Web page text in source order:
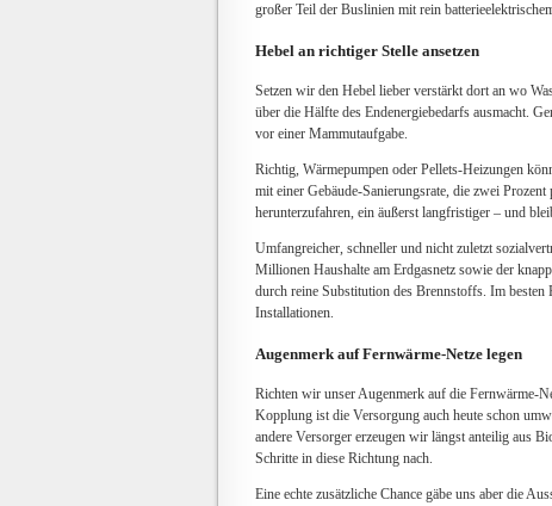
großer Teil der Buslinien mit rein
Hebel an richtiger Stelle ansetzen
Setzen wir den Hebel lieber verstärkt dort an wo
über die Hälfte des Endenergiebedarfs ausmacht.
vor einer Mammutaufgabe.
Richtig, Wärmepumpen oder Pellets-Heizungen
mit einer Gebäude-Sanierungsrate, die zwei
herunterzufahren, ein äußerst langfristiger – und
Umfangreicher, schneller und nicht zuletzt
Millionen Haushalte am Erdgasnetz sowie der
durch reine Substitution des Brennstoffs. Im besten
Installationen.
Augenmerk auf Fernwärme-Netze legen
Richten wir unser Augenmerk auf die Fernwärme-
Kopplung ist die Versorgung auch heute schon
andere Versorger erzeugen wir längst anteilig aus
Schritte in diese Richtung nach.
Eine echte zusätzliche Chance gäbe uns aber die